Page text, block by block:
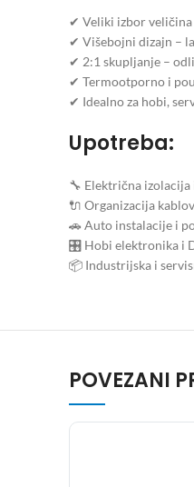
✔ Veliki izbor
✔ Višebojni dizajn –
✔ 2:1 skupljanje –
✔ Termootporno i
✔ Idealno za hobi,
Upotreba:
🔧 Električna izolacija
🔌 Organizacija
🚗 Auto instalacije i
🎛 Hobi elektronika i
📦 Industrijska i
POVEZANI